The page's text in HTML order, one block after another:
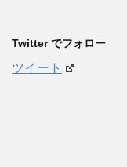
Twitter でフォロー
ツイート